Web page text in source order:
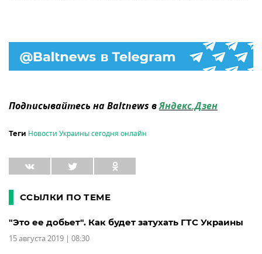
Подписывайтесь на Baltnews вЯндекс.Дзен
Теги Новости Украины сегодня онлайн
ССЫЛКИ ПО ТЕМЕ
"Это ее добьет". Как будет затухать ГТС Украины
15 августа 2019 | 08:30